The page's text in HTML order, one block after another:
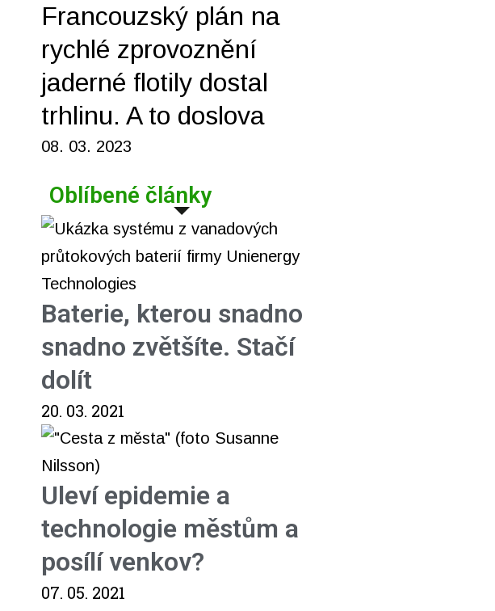
Francouzský plán na
rychlé zprovoznění
jaderné flotily dostal
trhlinu. A to doslova
08. 03. 2023
Oblíbené články
Baterie, kterou snadno
snadno zvětšíte. Stačí
dolít
20. 03. 2021
Uleví epidemie a
technologie městům a
posílí venkov?
07. 05. 2021